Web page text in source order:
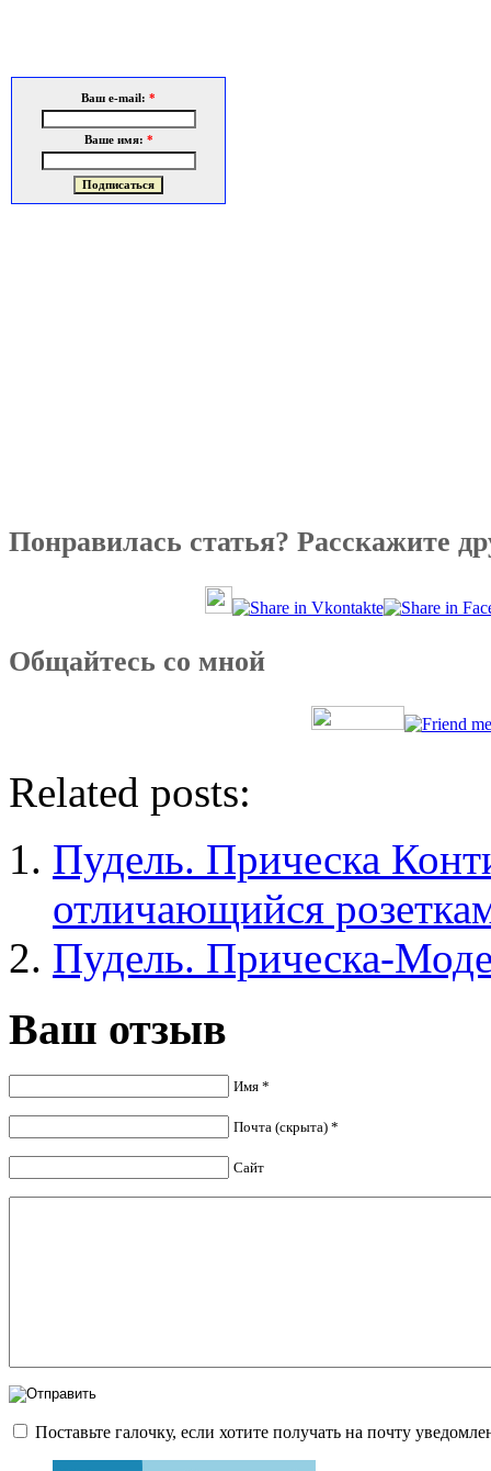
Ваш e-mail: *
Ваше имя: *
Понравилась статья? Расскажите
Общайтесь со мной
Related posts:
Пудель. Прическа
отличающийся
Пудель. Прическа-
Ваш отзыв
Имя *
Почта (скрыта) *
Сайт
Поставьте галочку, если хотите получать на почту